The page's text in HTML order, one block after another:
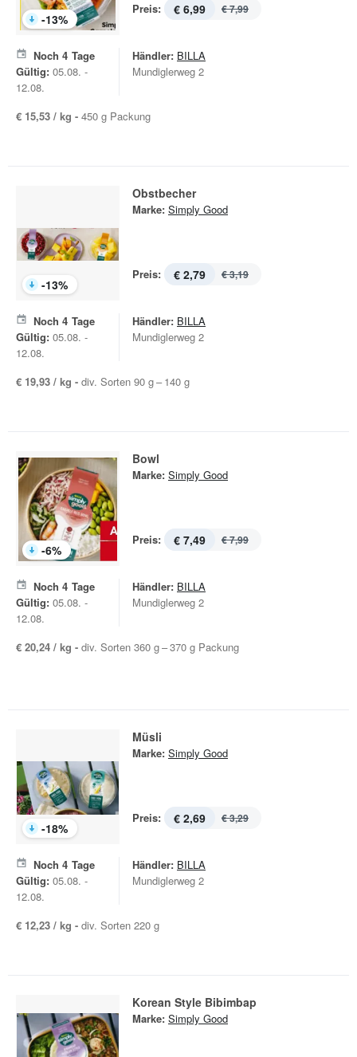
-13%
Preis: € 6,99 € 7,99
Noch 4 Tage
Gültig: 05.08. -
12.08.
Händler: BILLA
Mundiglerweg 2
€ 15,53 / kg - 450 g Packung
-13%
Obstbecher
Marke: Simply Good
Preis: € 2,79 € 3,19
Noch 4 Tage
Gültig: 05.08. -
12.08.
Händler: BILLA
Mundiglerweg 2
€ 19,93 / kg - div. Sorten 90 g – 140 g
-6%
Bowl
Marke: Simply Good
Preis: € 7,49 € 7,99
Noch 4 Tage
Gültig: 05.08. -
12.08.
Händler: BILLA
Mundiglerweg 2
€ 20,24 / kg - div. Sorten 360 g – 370 g Packung
-18%
Müsli
Marke: Simply Good
Preis: € 2,69 € 3,29
Noch 4 Tage
Gültig: 05.08. -
12.08.
Händler: BILLA
Mundiglerweg 2
€ 12,23 / kg - div. Sorten 220 g
Korean Style Bibimbap
Marke: Simply Good